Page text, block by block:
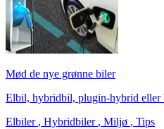
Mød de nye grønne biler
Elbil, hybridbil, plugin-hybrid eller
Elbiler , Hybridbiler , Miljø , Tips